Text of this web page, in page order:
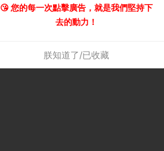
😘 您的每一次點擊廣告，就是我們堅持下
去的動力！
朕知道了/已收藏